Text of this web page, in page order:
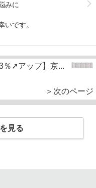
みに
いです。
％➚アップ】京...
＞次のページ
見る